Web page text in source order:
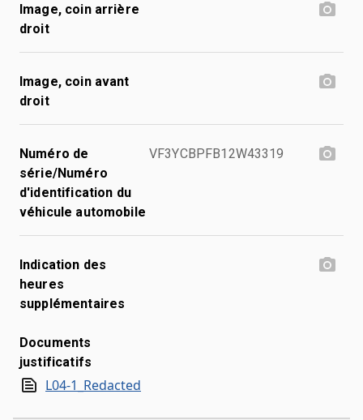
Image, coin arrière
droit
Image, coin avant
droit
Numéro de
série/Numéro
d'identification du
véhicule automobile
VF3YCBPFB12W43319
Indication des
heures
supplémentaires
Documents
justificatifs
L04-1_Redacted